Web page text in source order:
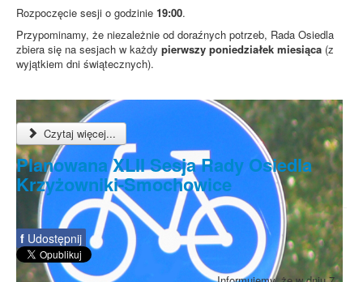
Rozpoczęcie sesji o godzinie 19:00.
Przypominamy, że niezależnie od doraźnych potrzeb, Rada Osiedla
zbiera się na sesjach w każdy pierwszy poniedziałek miesiąca (z
wyjątkiem dni świątecznych).
Czytaj więcej...
Planowana XLII Sesja Rady Osiedla
Krzyżowniki-Smochowice
f Udostępnij